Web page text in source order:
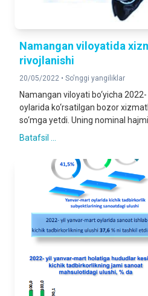
Namangan viloyatida
rivojlanishi
20/05/2022 • So'nggi yangiliklar
Namangan viloyati bo‘yicha
oylarida ko‘rsatilgan bozor
so‘mga yetdi. Uning nominal
Batafsil ...